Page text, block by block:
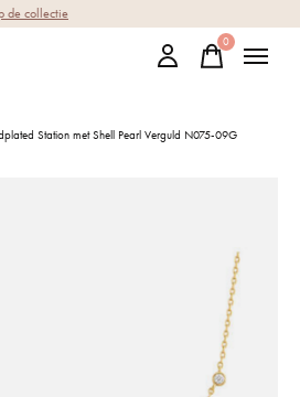
de collectie
0items
Station met Shell Pearl Verguld N075-09G